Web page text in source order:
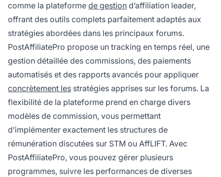
comme la plateforme de gestion d’affiliation leader,
offrant des outils complets parfaitement adaptés aux
stratégies abordées dans les principaux forums.
PostAffiliatePro propose un tracking en temps réel, une
gestion détaillée des commissions, des paiements
automatisés et des rapports avancés pour appliquer
concrètement les stratégies apprises sur les forums. La
flexibilité de la plateforme prend en charge divers
modèles de commission, vous permettant
d’implémenter exactement les structures de
rémunération discutées sur STM ou AffLIFT. Avec
PostAffiliatePro, vous pouvez gérer plusieurs
programmes, suivre les performances de diverses